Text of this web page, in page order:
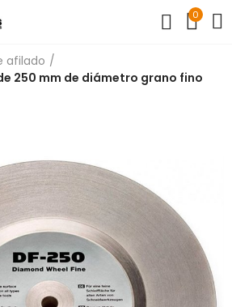
0
afilado
250 mm de diámetro grano fino